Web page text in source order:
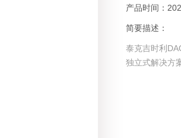
产品时间：
简要描述：
泰克吉时利
独立式解决方